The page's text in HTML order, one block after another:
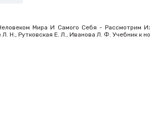
Мира И Самого Себя - Рассмотрим
Л. Н., Рутковская Е. Л., Иванова Л. Ф. Учебник к